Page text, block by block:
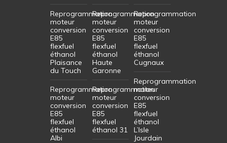
Reprogrammation
moteur
conversion
E85
flexfuel
éthanol
Plaisance
du Touch
Reprogrammation
moteur
conversion
E85
flexfuel
éthanol
Albi
Reprogrammation
moteur
conversion
E85
flexfuel
éthanol
Haute
Garonne
Reprogrammation
moteur
conversion
E85
flexfuel
éthanol 31
Reprogrammation
moteur
conversion
E85
flexfuel
éthanol
Cugnaux
Reprogrammation
moteur
conversion
E85
flexfuel
éthanol
L’Isle
Jourdain